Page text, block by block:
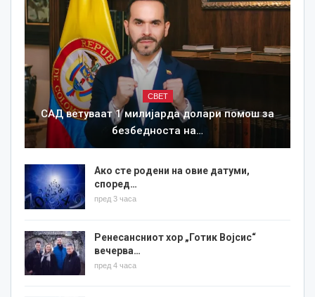
СВЕТ
САД ветуваат 1 милијарда долари помош за
безбедноста на…
Ако сте родени на овие датуми,
според…
пред 3 часа
Ренесансниот хор „Готик Војсис“
вечерва…
пред 4 часа